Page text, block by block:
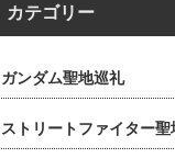
カテゴリー
ガンダム聖地巡礼
ストリートファイター聖